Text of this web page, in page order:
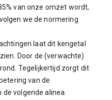
van onze omzet wordt,
we de normering
laat dit kengetal
Door de (verwachte)
Tegelijkertijd zorgt dit
van de
de volgende alinea.